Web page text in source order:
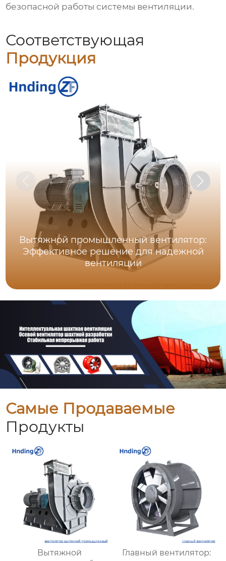
безопасной работы системы вентиляции.
Соответствующая
Продукция
Вытяжной промышленный вентилятор:
Эффективное решение для надежной
вентиляции
Самые Продаваемые
Продукты
Вытяжной
Главный вентилятор: